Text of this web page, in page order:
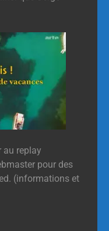
au replay
pour des
(informations et